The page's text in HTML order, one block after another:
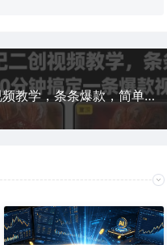
最新发疯文学西游记二创视频教学，条条爆款，简单易上手，20分钟搞定一条爆款视频